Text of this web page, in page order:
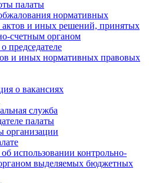
палаты
нормативных
актов и иных решений, принятых
счетным органом
председателе
и иных нормативных правовых
о вакансиях
служба
палаты
организации
использовании контрольно-
выделяемых бюджетных